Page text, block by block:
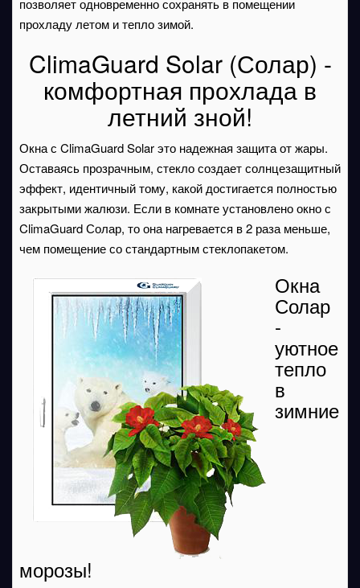
прохладу летом и тепло зимой.
ClimaGuard Solar (Солар) -
комфортная прохлада в
летний зной!
Окна с ClimaGuard Solar это надежная защита от жары.
Оставаясь прозрачным, стекло создает солнцезащитный
эффект, идентичный тому, какой достигается полностью
закрытыми жалюзи. Если в комнате установлено окно с
ClimaGuard Солар, то она нагревается в 2 раза меньше,
чем помещение со стандартным стеклопакетом.
Окна
Солар
-
уютное
тепло
в
зимние
морозы!